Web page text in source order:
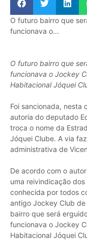
O futuro bairro que
funcionava o...
O futuro bairro que
funcionava o Jockey
Habitacional Jóquei
Foi sancionada, nesta
autoria do deputado
troca o nome da
Jóquei Clube. A via
administrativa de
De acordo com o
uma reivindicação
conhecida por todos
antigo Jockey Club
bairro que será
funcionava o Jockey
Habitacional Jóquei